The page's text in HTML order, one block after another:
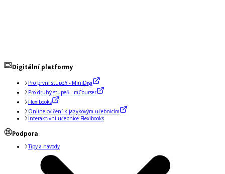
Digitální platformy
Pro první stupeň - MiniDigi
Pro druhý stupeň - mCourser
Flexibooks
Online cvičení k jazykovým učebnicím
Interaktivní učebnice Flexibooks
Podpora
Tipy a návody